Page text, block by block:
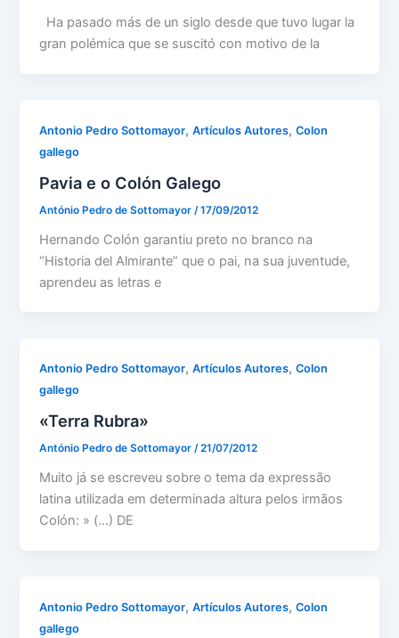
Ha pasado más de un siglo desde que tuvo lugar la
gran polémica que se suscitó con motivo de la
Antonio Pedro Sottomayor,Artículos Autores,Colon
gallego
Pavia e o Colón Galego
António Pedro de Sottomayor /17/09/2012
Hernando Colón garantiu preto no branco na
“Historia del Almirante” que o pai, na sua juventude,
aprendeu as letras e
Antonio Pedro Sottomayor,Artículos Autores,Colon
gallego
«Terra Rubra»
António Pedro de Sottomayor/21/07/2012
Muito já se escreveu sobre o tema da expressão
latina utilizada em determinada altura pelos irmãos
Colón: » (…) DE
Antonio Pedro Sottomayor,Artículos Autores,Colon
gallego